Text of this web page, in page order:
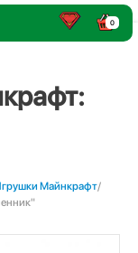
0
Майнкрафт/